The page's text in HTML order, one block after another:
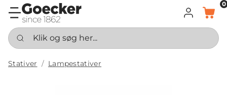
LOG INDKURV
0
Klik og søg her...
Stativer Lampestativer